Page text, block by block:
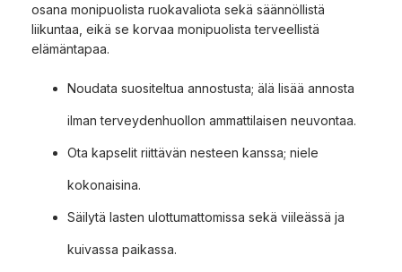
osana monipuolista ruokavaliota sekä säännöllistä
liikuntaa, eikä se korvaa monipuolista terveellistä
elämäntapaa.
Noudata suositeltua annostusta; älä lisää annosta
ilman terveydenhuollon ammattilaisen neuvontaa.
Ota kapselit riittävän nesteen kanssa; niele
kokonaisina.
Säilytä lasten ulottumattomissa sekä viileässä ja
kuivassa paikassa.